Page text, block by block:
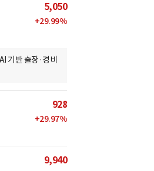
5,050
+29.99%
기반 출장·경비
928
+29.97%
9,940